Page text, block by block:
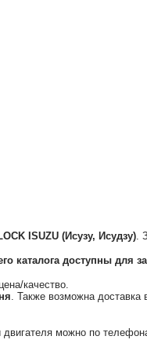
ISUZU (Исузу, Исудзу).
каталога доступны для
качество.
. Также возможна
можно по